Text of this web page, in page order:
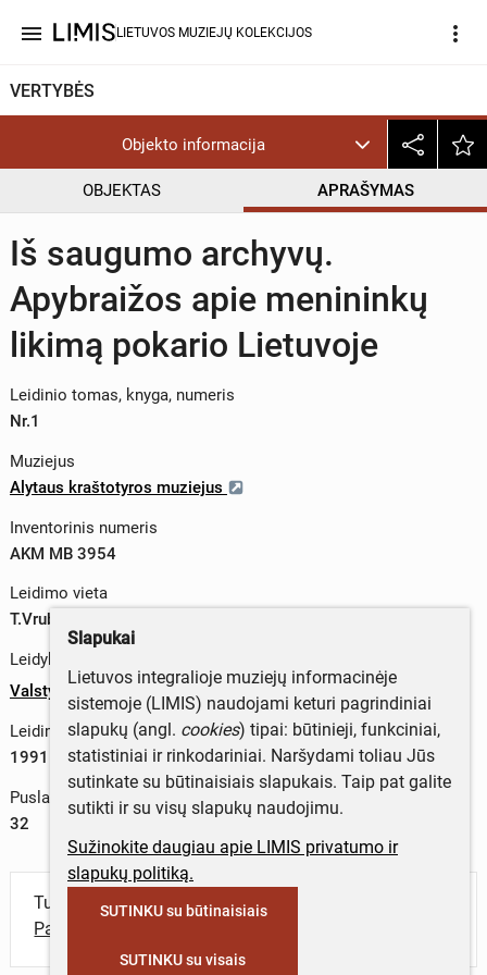
menu LIETUVOS MUZIEJŲ KOLEKCIJOS more_vert
VERTYBĖS
Objekto informacija
OBJEKTAS APRAŠYMAS
Iš saugumo archyvų.
Apybraižos apie menininkų
likimą pokario Lietuvoje
Leidinio tomas, knyga, numeris
Nr.1
Muziejus
Alytaus kraštotyros muziejus
Inventorinis numeris
AKM MB 3954
Leidimo vieta
T.Vrublevskio g. 6, LT-232600, Vilniaus m. sav., Lietuva
Leidykla
Valstybinis leidybos centras
Leidimo metai
1991 m.
Puslapių skaičius
32
Turite daugiau informacijos apie objektą?
Parašykite mums!
Slapukai
Lietuvos integralioje muziejų informacinėje
sistemoje (LIMIS) naudojami keturi pagrindiniai
slapukų (angl. cookies) tipai: būtinieji, funkciniai,
statistiniai ir rinkodariniai. Naršydami toliau Jūs
sutinkate su būtinaisiais slapukais. Taip pat galite
sutikti ir su visų slapukų naudojimu.
Sužinokite daugiau apie LIMIS privatumo ir
slapukų politiką.
SUTINKU su būtinaisiais
SUTINKU su visais